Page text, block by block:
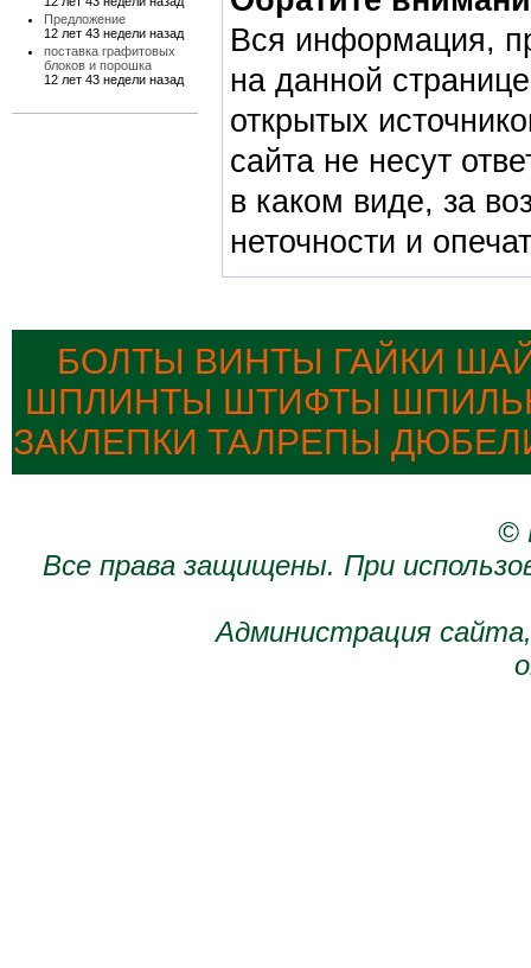
Предложение
12 лет 43 недели назад
поставка графитовых
блоков и порошка
12 лет 43 недели назад
Вся информация,
на данной
открытых
сайта не несут
в каком виде, за
неточности и
БОЛТЫ ВИНТЫ ГАЙКИ
ШПЛИНТЫ ШТИФТЫ
ЗАКЛЕПКИ ТАЛРЕПЫ
©
Все права защищены. При
Администрация